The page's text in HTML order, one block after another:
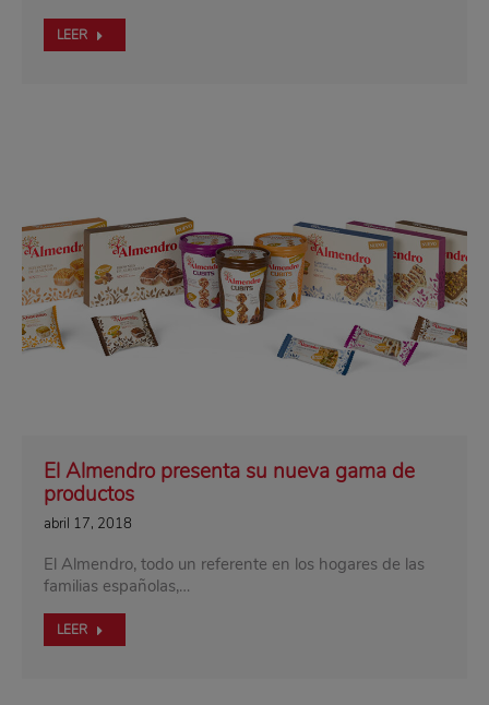
LEER
El Almendro presenta su nueva gama de
productos
abril 17, 2018
El Almendro, todo un referente en los hogares de las
familias españolas,…
LEER